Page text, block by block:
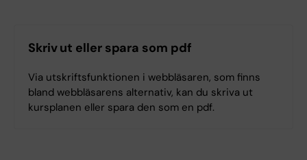
Skriv ut eller spara som pdf
Via utskriftsfunktionen i webbläsaren, som finns
bland webbläsarens alternativ, kan du skriva ut
kursplanen eller spara den som en pdf.